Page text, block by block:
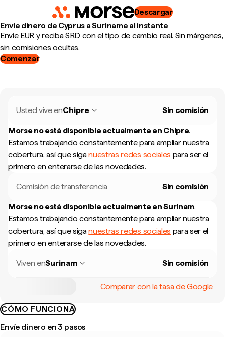
Descargar
Envíe dinero de Cyprus a Suriname al instante
Envíe EUR y reciba SRD con el tipo de cambio real. Sin márgenes,
sin comisiones ocultas.
Comenzar
Usted vive enChipre Sin comisión
Morse no está disponible actualmente en Chipre.
Estamos trabajando constantemente para ampliar nuestra
cobertura, así que siganuestras redes sociales para ser el
primero en enterarse de las novedades.
Comisión de transferencia Sin comisión
Morse no está disponible actualmente enSurinam.
Estamos trabajando constantemente para ampliar nuestra
cobertura, así que siganuestras redes sociales para ser el
primero en enterarse de las novedades.
Viven enSurinam Sin comisión
Comparar con la tasa de Google
CÓMO FUNCIONA
Envíe dinero en 3 pasos